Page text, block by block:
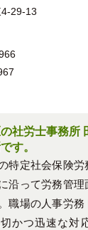
29-13
社労士事務所
す。
特定社会保険
沿って労務管
職場の人事労
かつ迅速な対